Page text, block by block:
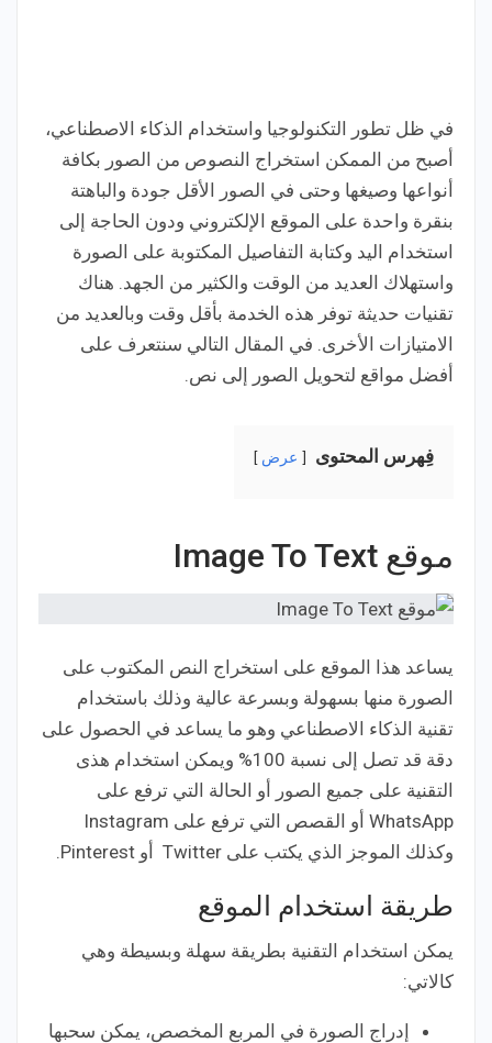
في ظل تطور التكنولوجيا واستخدام الذكاء الاصطناعي،
أصبح من الممكن استخراج النصوص من الصور بكافة
أنواعها وصيغها وحتى في الصور الأقل جودة والباهتة
بنقرة واحدة على الموقع الإلكتروني ودون الحاجة إلى
استخدام اليد وكتابة التفاصيل المكتوبة على الصورة
واستهلاك العديد من الوقت والكثير من الجهد. هناك
تقنيات حديثة توفر هذه الخدمة بأقل وقت وبالعديد من
الامتيازات الأخرى. في المقال التالي سنتعرف على
أفضل مواقع لتحويل الصور إلى نص.
فِهرس المحتوى عرض
موقع Image To Text
يساعد هذا الموقع على استخراج النص المكتوب على
الصورة منها بسهولة وبسرعة عالية وذلك باستخدام
تقنية الذكاء الاصطناعي وهو ما يساعد في الحصول على
دقة قد تصل إلى نسبة 100% ويمكن استخدام هذى
التقنية على جميع الصور أو الحالة التي ترفع على
WhatsApp أو القصص التي ترفع على Instagram
وكذلك الموجز الذي يكتب على Twitter أو Pinterest.
طريقة استخدام الموقع
يمكن استخدام التقنية بطريقة سهلة وبسيطة وهي
كالاتي:
إدراج الصورة في المربع المخصص، يمكن سحبها